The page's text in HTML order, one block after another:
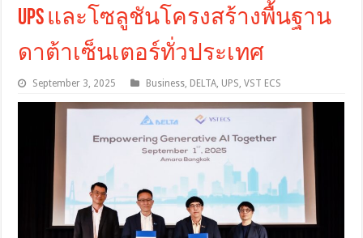
UPS และโซลูชันโครงสร้างพื้นฐาน
ดาต้าเซ็นเตอร์ทั่วประเทศ
September 3, 2025 Business DELTA UPS ,VST ECS